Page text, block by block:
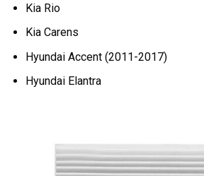
Kia Rio
Kia Carens
Hyundai Accent (2011-2017)
Hyundai Elantra